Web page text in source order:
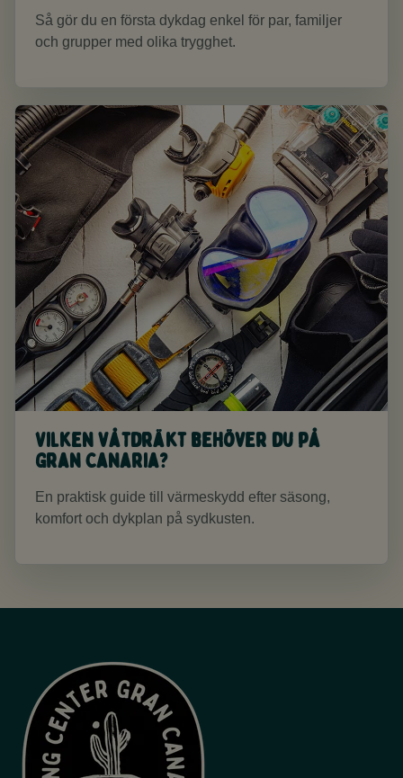
Så gör du en första dykdag enkel för par, familjer
och grupper med olika trygghet.
Vilken våtdräkt behöver du på
Gran Canaria?
En praktisk guide till värmeskydd efter säsong,
komfort och dykplan på sydkusten.